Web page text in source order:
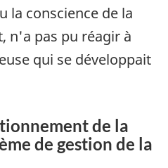
la conscience de la
n'a pas pu réagir à
qui se développait
de la
de gestion de la